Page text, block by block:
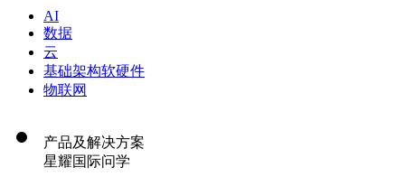
AI
数据
云
基础架构软硬件
物联网
产品及解决方案
星耀国际问学